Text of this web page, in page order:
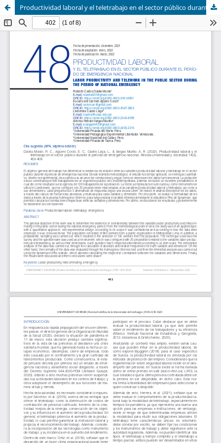
Productividad laboral y el teletrabajo en el sector público durante el período de emergencia nacional